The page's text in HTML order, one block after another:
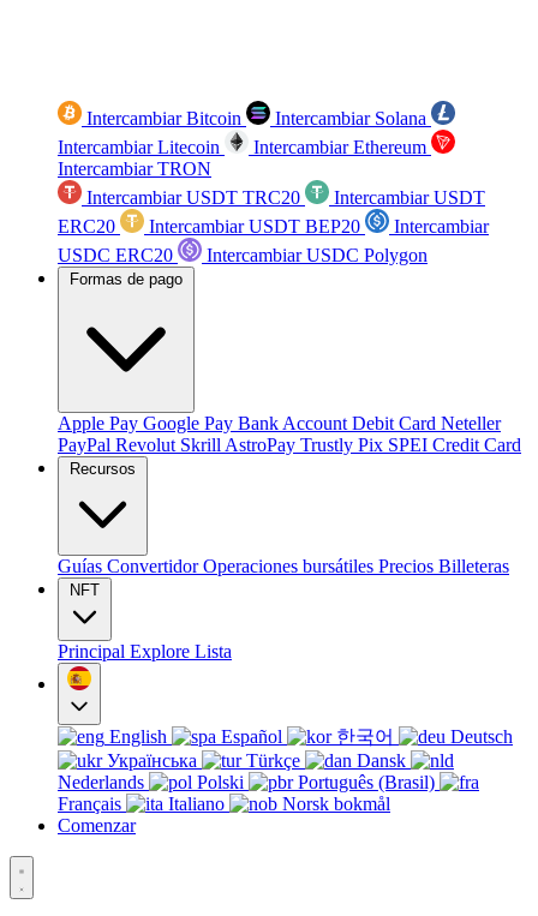
Intercambiar Bitcoin
Intercambiar Solana
Intercambiar Litecoin
Intercambiar Ethereum
Intercambiar TRON
Intercambiar USDT TRC20
Intercambiar USDT
ERC20
Intercambiar USDT BEP20
Intercambiar
USDC ERC20
Intercambiar USDC Polygon
Formas de pago
Apple Pay Google Pay Bank Account Debit Card Neteller
PayPal Revolut Skrill AstroPay Trustly Pix SPEI Credit Card
Recursos
Guías ConvertidorOperaciones bursátiles Precios Billeteras
NFT
Principal Explore Lista
English Español 한국어
Deutsch
Українська
Türkçe
Dansk
Nederlands
Polski
Português (Brasil)
Français
Italiano
Norsk bokmål
Comenzar